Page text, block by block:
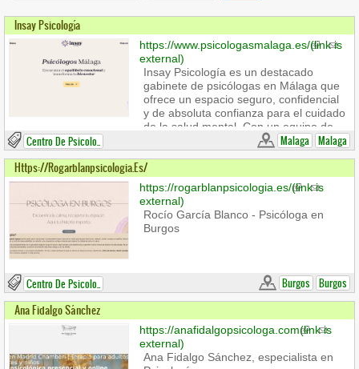
Insay Psicología
https://www.psicologasmalaga.es/(link is
external)
Insay Psicología es un destacado
gabinete de psicólogas en Málaga que
ofrece un espacio seguro, confidencial
y de absoluta confianza para el cuidado
de la salud mental. Con un equipo de
profesionales cualificadas, el centro se
especializa en psicoterapia individual
(para adultos, jóvenes y niños), terapia
de pareja y orientación familiar.
Malaga Malaga
Centro De Psicolo..
Https://rogarblanpsicologia.es/
https://rogarblanpsicologia.es/(link is
external)
Rocío García Blanco - Psicóloga en
Burgos
Burgos Burgos
Centro De Psicolo..
Ana Fidalgo Sánchez
https://anafidalgopsicologa.com(link is
external)
Ana Fidalgo Sánchez, especialista en